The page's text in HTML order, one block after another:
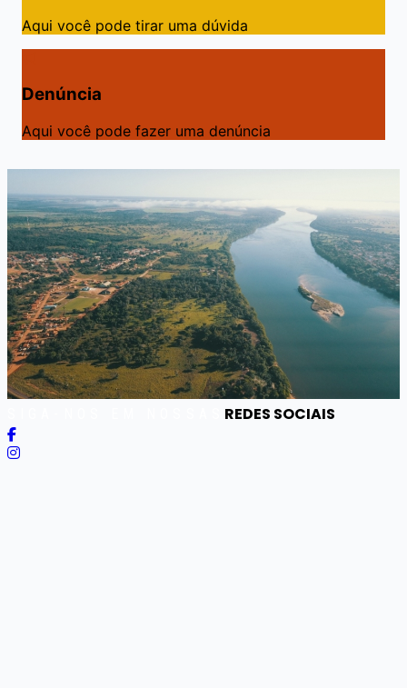
Aqui você pode tirar uma dúvida
Denúncia
Aqui você pode fazer uma denúncia
REDES SOCIAIS